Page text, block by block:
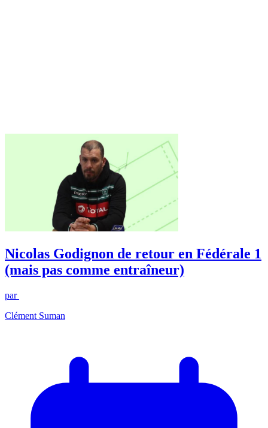
Nicolas Godignon de retour en Fédérale 1
(mais pas comme entraîneur)
par
Clément Suman